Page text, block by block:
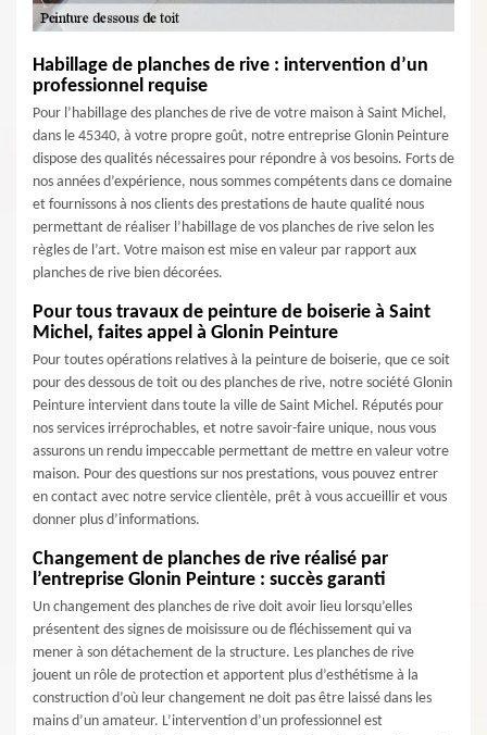
Habillage de planches de rive : intervention d’un
professionnel requise
Pour l’habillage des planches de rive de votre maison à Saint Michel,
dans le 45340, à votre propre goût, notre entreprise Glonin Peinture
dispose des qualités nécessaires pour répondre à vos besoins. Forts de
nos années d’expérience, nous sommes compétents dans ce domaine
et fournissons à nos clients des prestations de haute qualité nous
permettant de réaliser l’habillage de vos planches de rive selon les
règles de l’art. Votre maison est mise en valeur par rapport aux
planches de rive bien décorées.
Pour tous travaux de peinture de boiserie à Saint
Michel, faites appel à Glonin Peinture
Pour toutes opérations relatives à la peinture de boiserie, que ce soit
pour des dessous de toit ou des planches de rive, notre société Glonin
Peinture intervient dans toute la ville de Saint Michel. Réputés pour
nos services irréprochables, et notre savoir-faire unique, nous vous
assurons un rendu impeccable permettant de mettre en valeur votre
maison. Pour des questions sur nos prestations, vous pouvez entrer
en contact avec notre service clientèle, prêt à vous accueillir et vous
donner plus d’informations.
Changement de planches de rive réalisé par
l’entreprise Glonin Peinture : succès garanti
Un changement des planches de rive doit avoir lieu lorsqu’elles
présentent des signes de moisissure ou de fléchissement qui va
mener à son détachement de la structure. Les planches de rive
jouent un rôle de protection et apportent plus d’esthétisme à la
construction d’où leur changement ne doit pas être laissé dans les
mains d’un amateur. L’intervention d’un professionnel est